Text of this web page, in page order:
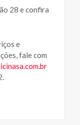
28 e confira
e
fale com